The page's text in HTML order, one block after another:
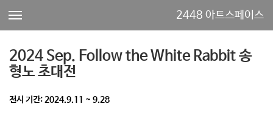
2448 아트스페이스
2024 Sep. Follow the White Rabbit 송
형노 초대전
전시 기간: 2024.9.11 ~ 9.28